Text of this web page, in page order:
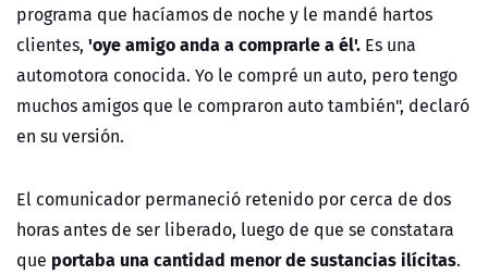
programa que hacíamos de noche y le mandé hartos
clientes, 'oye amigo anda a comprarle a él'. Es una
automotora conocida. Yo le compré un auto, pero tengo
muchos amigos que le compraron auto también", declaró
en su versión.
El comunicador permaneció retenido por cerca de dos
horas antes de ser liberado, luego de que se constatara
que portaba una cantidad menor de sustancias ilícitas.